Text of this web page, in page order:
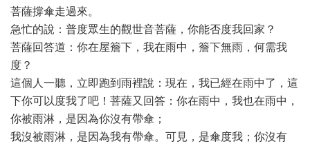
菩薩撐傘走過來。
急忙的說：普度眾生的觀世音菩薩，你能否度我回家？
菩薩回答道：你在屋簷下，我在雨中，簷下無雨，何需我
度？
這個人一聽，立即跑到雨裡說：現在，我已經在雨中了，這
下你可以度我了吧！菩薩又回答：你在雨中，我也在雨中，
你被雨淋，是因為你沒有帶傘；
我沒被雨淋，是因為我有帶傘。可見，是傘度我；你沒有